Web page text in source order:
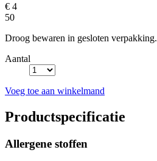
€ 4
50
Droog bewaren in gesloten verpakking.
Aantal
Voeg toe aan winkelmand
Productspecificatie
Allergene stoffen